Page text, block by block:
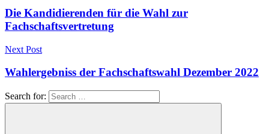
Die Kandidierenden für die Wahl zur
Fachschaftsvertretung
Next Post
Wahlergebniss der Fachschaftswahl Dezember 2022
Search for: